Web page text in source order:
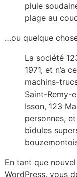
pluie
plage au
…ou quelque
La société
1971, et n’a
machins-
Saint-Remy-
Isson, 123
personnes,
bidules
En tant que
WordPress, vous